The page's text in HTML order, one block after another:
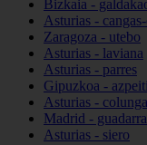
Bizkaia -
Asturias -
Zaragoza - utebo
Asturias - laviana
Asturias - parres
Gipuzkoa -
Asturias - colunga
Madrid -
Asturias - siero